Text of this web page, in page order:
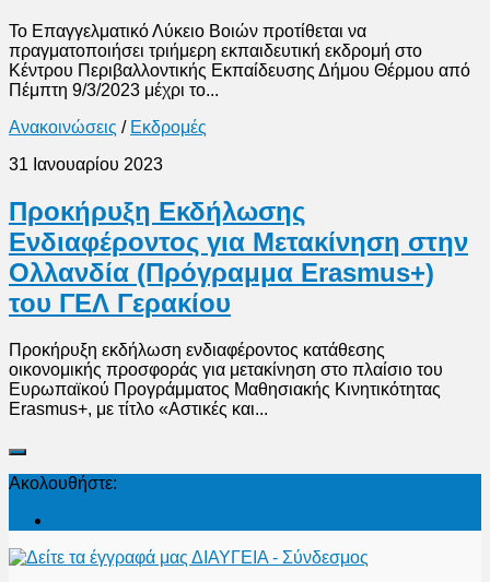
Το Επαγγελματικό Λύκειο Βοιών προτίθεται να
πραγματοποιήσει τριήμερη εκπαιδευτική εκδρομή στο
Κέντρου Περιβαλλοντικής Εκπαίδευσης Δήμου Θέρμου από
Πέμπτη 9/3/2023 μέχρι το...
Ανακοινώσεις / Εκδρομές
31 Ιανουαρίου 2023
Προκήρυξη Εκδήλωσης
Ενδιαφέροντος για Μετακίνηση στην
Ολλανδία (Πρόγραμμα Erasmus+)
του ΓΕΛ Γερακίου
Προκήρυξη εκδήλωση ενδιαφέροντος κατάθεσης
οικονομικής προσφοράς για μετακίνηση στο πλαίσιο του
Ευρωπαϊκού Προγράμματος Μαθησιακής Κινητικότητας
Erasmus+, με τίτλο «Αστικές και...
Ακολουθήστε: